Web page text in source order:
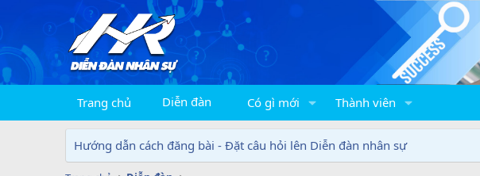
Trang chủ Diễn đàn Có gì mới Thành viên
Hướng dẫn cách đăng bài - Đặt câu hỏi lên Diễn đàn nhân sự